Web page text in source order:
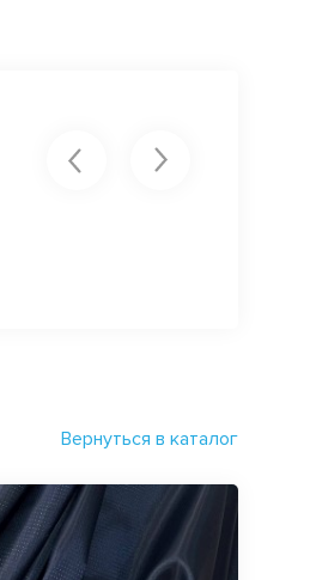
Видела вчера ваш новый
Вернуться в каталог